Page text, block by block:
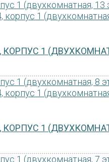
КОРПУС 1
КОРПУС 1